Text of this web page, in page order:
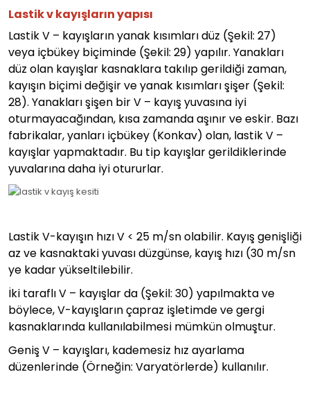
Lastik v kayışların yapısı
Lastik V – kayışların yanak kısımları düz (Şekil: 27)
veya içbükey biçiminde (Şekil: 29) yapılır. Yanakları
düz olan kayışlar kasnaklara takılıp gerildiği zaman,
kayışın biçimi değişir ve yanak kısımları şişer (Şekil:
28). Yanakları şişen bir V – kayış yuvasına iyi
oturmayacağından, kısa zamanda aşınır ve eskir. Bazı
fabrikalar, yanları içbükey (Konkav) olan, lastik V –
kayışlar yapmaktadır. Bu tip kayışlar gerildiklerinde
yuvalarına daha iyi otururlar.
Lastik V-kayışın hızı V < 25 m/sn olabilir. Kayış genişliği
az ve kasnaktaki yuvası düzgünse, kayış hızı (30 m/sn
ye kadar yükseltilebilir.
İki taraflı V – kayışlar da (Şekil: 30) yapılmakta ve
böylece, V-kayışların çapraz işletimde ve gergi
kasnaklarında kullanılabilmesi mümkün olmuştur.
Geniş V – kayışları, kademesiz hız ayarlama
düzenlerinde (Örneğin: Varyatörlerde) kullanılır.